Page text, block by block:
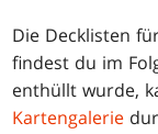
Die Decklisten
findest du im
enthüllt wurde,
Kartengalerie